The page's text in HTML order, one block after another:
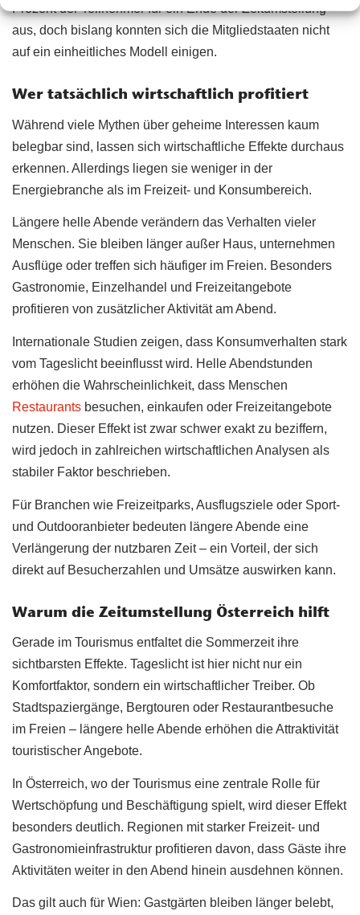
Prozent der Teilnehmer für ein Ende der Zeitumstellung
aus, doch bislang konnten sich die Mitgliedstaaten nicht
auf ein einheitliches Modell einigen.
Wer tatsächlich wirtschaftlich profitiert
Während viele Mythen über geheime Interessen kaum
belegbar sind, lassen sich wirtschaftliche Effekte durchaus
erkennen. Allerdings liegen sie weniger in der
Energiebranche als im Freizeit- und Konsumbereich.
Längere helle Abende verändern das Verhalten vieler
Menschen. Sie bleiben länger außer Haus, unternehmen
Ausflüge oder treffen sich häufiger im Freien. Besonders
Gastronomie, Einzelhandel und Freizeitangebote
profitieren von zusätzlicher Aktivität am Abend.
Internationale Studien zeigen, dass Konsumverhalten stark
vom Tageslicht beeinflusst wird. Helle Abendstunden
erhöhen die Wahrscheinlichkeit, dass Menschen
Restaurants besuchen, einkaufen oder Freizeitangebote
nutzen. Dieser Effekt ist zwar schwer exakt zu beziffern,
wird jedoch in zahlreichen wirtschaftlichen Analysen als
stabiler Faktor beschrieben.
Für Branchen wie Freizeitparks, Ausflugsziele oder Sport-
und Outdooranbieter bedeuten längere Abende eine
Verlängerung der nutzbaren Zeit – ein Vorteil, der sich
direkt auf Besucherzahlen und Umsätze auswirken kann.
Warum die Zeitumstellung Österreich hilft
Gerade im Tourismus entfaltet die Sommerzeit ihre
sichtbarsten Effekte. Tageslicht ist hier nicht nur ein
Komfortfaktor, sondern ein wirtschaftlicher Treiber. Ob
Stadtspaziergänge, Bergtouren oder Restaurantbesuche
im Freien – längere helle Abende erhöhen die Attraktivität
touristischer Angebote.
In Österreich, wo der Tourismus eine zentrale Rolle für
Wertschöpfung und Beschäftigung spielt, wird dieser Effekt
besonders deutlich. Regionen mit starker Freizeit- und
Gastronomieinfrastruktur profitieren davon, dass Gäste ihre
Aktivitäten weiter in den Abend hinein ausdehnen können.
Das gilt auch für Wien: Gastgärten bleiben länger belebt,